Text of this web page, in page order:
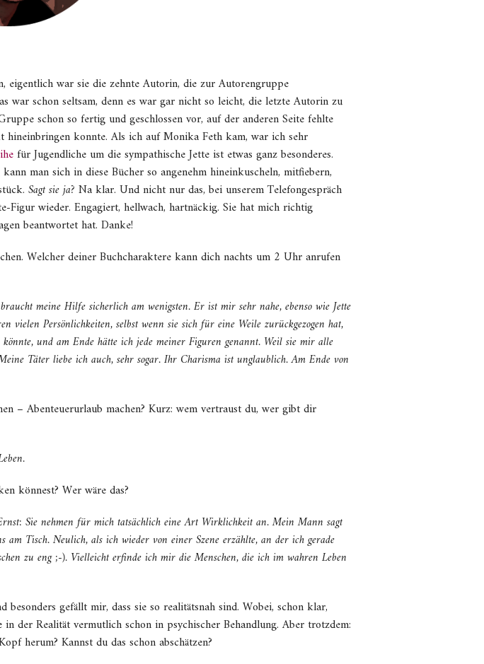
war sie die zehnte Autorin, die zur Autorengruppe
war schon seltsam, denn es war gar nicht so leicht, die letzte Autorin zu
schon so fertig und geschlossen vor, auf der anderen Seite fehlte
hineinbringen konnte. Als ich auf Monika Feth kam, war ich sehr
für Jugendliche um die sympathische Jette ist etwas ganz besonderes.
man sich in diese Bücher so angenehm hineinkuscheln, mitfiebern,
Sagt sie ja? Na klar. Und nicht nur das, bei unserem Telefongespräch
Figur wieder. Engagiert, hellwach, hartnäckig. Sie hat mich richtig
beantwortet hat. Danke!
Welcher deiner Buchcharaktere kann dich nachts um 2 Uhr anrufen
meine Hilfe sicherlich am wenigsten. Er ist mir sehr nahe, ebenso wie Jette
Persönlichkeiten, selbst wenn sie sich für eine Weile zurückgezogen hat,
und am Ende hätte ich jede meiner Figuren genannt. Weil sie mir alle
Täter liebe ich auch, sehr sogar. Ihr Charisma ist unglaublich. Am Ende von
– Abenteuerurlaub machen? Kurz: wem vertraust du, wer gibt dir
könnest? Wer wäre das?
Sie nehmen für mich tatsächlich eine Art Wirklichkeit an. Mein Mann sagt
Tisch. Neulich, als ich wieder von einer Szene erzählte, an der ich gerade
zu eng ;-). Vielleicht erfinde ich mir die Menschen, die ich im wahren Leben
gefällt mir, dass sie so realitätsnah sind. Wobei, schon klar,
der Realität vermutlich schon in psychischer Behandlung. Aber trotzdem:
herum? Kannst du das schon abschätzen?